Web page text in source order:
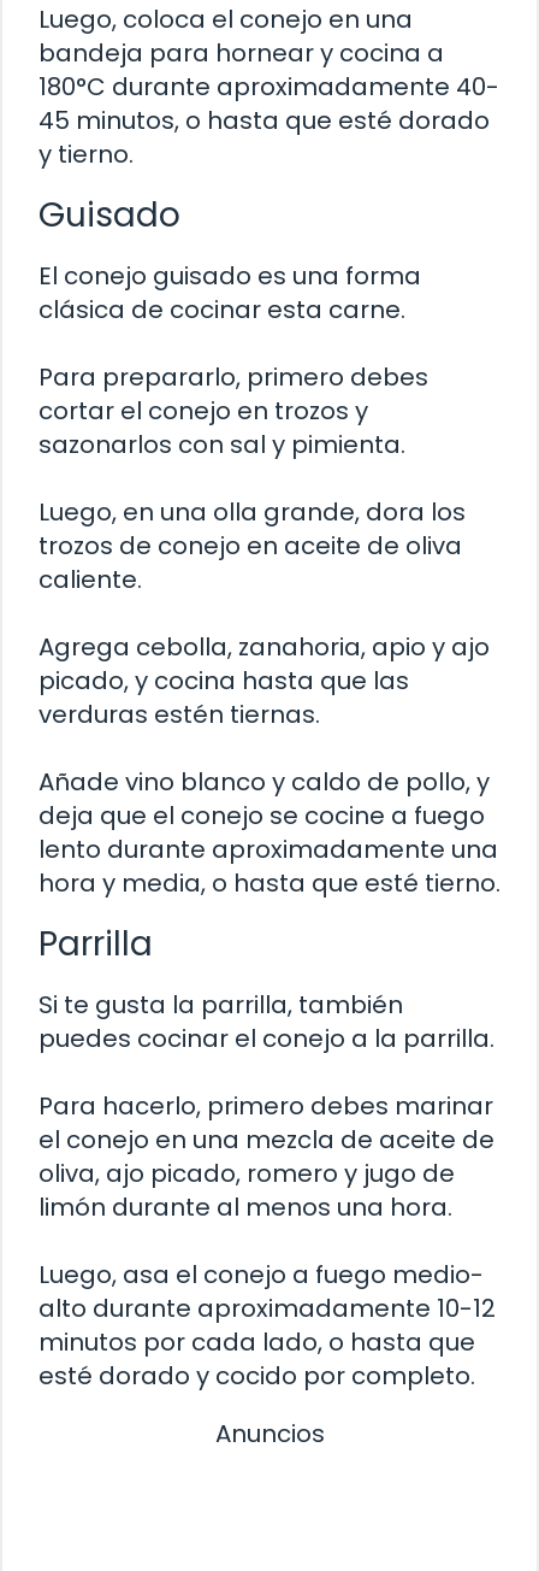
Luego, coloca el conejo en una
bandeja para hornear y cocina a
180°C durante aproximadamente 40-
45 minutos, o hasta que esté dorado
y tierno.
Guisado
El conejo guisado es una forma
clásica de cocinar esta carne.
Para prepararlo, primero debes
cortar el conejo en trozos y
sazonarlos con sal y pimienta.
Luego, en una olla grande, dora los
trozos de conejo en aceite de oliva
caliente.
Agrega cebolla, zanahoria, apio y ajo
picado, y cocina hasta que las
verduras estén tiernas.
Añade vino blanco y caldo de pollo, y
deja que el conejo se cocine a fuego
lento durante aproximadamente una
hora y media, o hasta que esté tierno.
Parrilla
Si te gusta la parrilla, también
puedes cocinar el conejo a la parrilla.
Para hacerlo, primero debes marinar
el conejo en una mezcla de aceite de
oliva, ajo picado, romero y jugo de
limón durante al menos una hora.
Luego, asa el conejo a fuego medio-
alto durante aproximadamente 10-12
minutos por cada lado, o hasta que
esté dorado y cocido por completo.
Anuncios